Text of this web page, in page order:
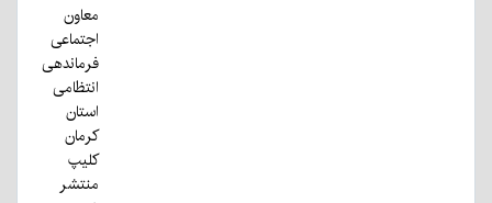
معاون
اجتماعی
فرماندهی
انتظامی
استان
کرمان
کلیپ
منتشر